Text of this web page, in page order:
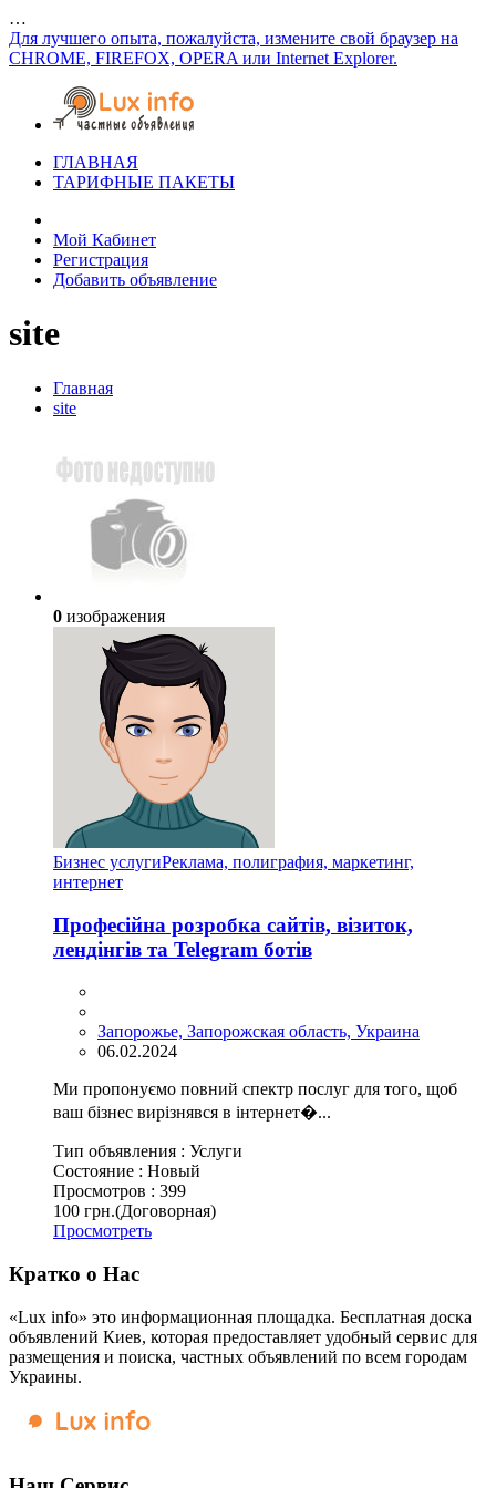
…
Для лучшего опыта, пожалуйста, измените свой браузер на
CHROME, FIREFOX, OPERA или Internet Explorer.
ГЛАВНАЯ
ТАРИФНЫЕ ПАКЕТЫ
Мой Кабинет
Регистрация
Добавить объявление
site
Главная
site
0 изображения
Бизнес услугиРеклама, полиграфия, маркетинг,
интернет
Професійна розробка сайтів, візиток,
лендінгів та Telegram ботів
Запорожье, Запорожская область, Украина
06.02.2024
Ми пропонуємо повний спектр послуг для того, щоб
ваш бізнес вирізнявся в інтернет�...
Тип объявления : Услуги
Состояние : Новый
Просмотров : 399
100 грн.(Договорная)
Просмотреть
Кратко о Нас
«Lux info» это информационная площадка. Бесплатная доска
объявлений Киев, которая предоставляет удобный сервис для
размещения и поиска, частных объявлений по всем городам
Украины.